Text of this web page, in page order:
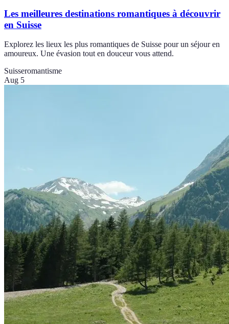
Les meilleures destinations romantiques à découvrir
en Suisse
Explorez les lieux les plus romantiques de Suisse pour un séjour en
amoureux. Une évasion tout en douceur vous attend.
Suisseromantisme
Aug 5